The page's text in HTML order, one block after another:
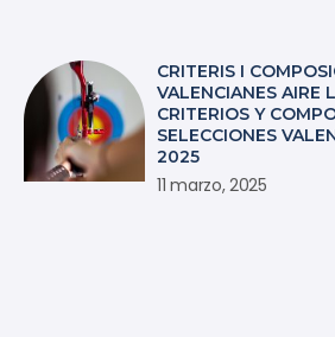
CRITERIS I
VALENCIANES AIRE
CRITERIOS Y
SELECCIONES
2025
11 marzo, 2025